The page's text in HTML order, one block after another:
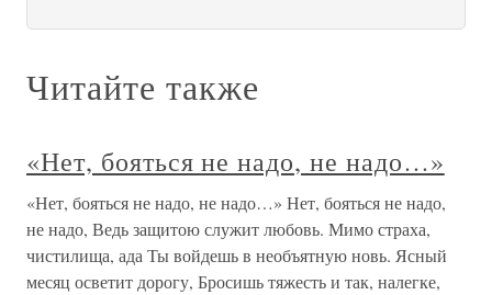
Читайте также
«Нет, бояться не надо, не надо…»
«Нет, бояться не надо, не надо…» Нет, бояться не надо,
не надо, Ведь защитою служит любовь. Мимо страха,
чистилища, ада Ты войдешь в необъятную новь. Ясный
месяц осветит дорогу, Бросишь тяжесть и так, налегке,